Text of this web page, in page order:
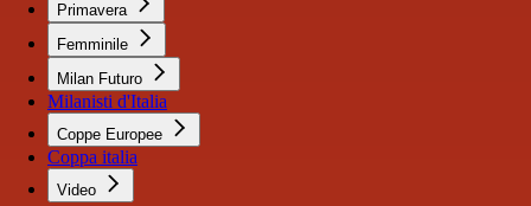
Primavera
Femminile
Milan Futuro
Milanisti d'Italia
Coppe Europee
Coppa italia
Video